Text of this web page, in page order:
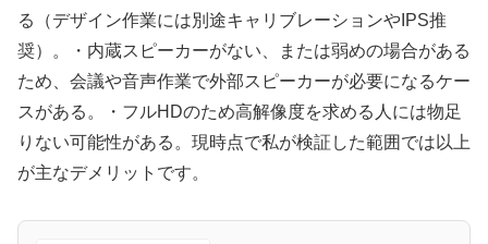
る（デザイン作業には別途キャリブレーションやIPS推
奨）。・内蔵スピーカーがない、または弱めの場合がある
ため、会議や音声作業で外部スピーカーが必要になるケー
スがある。・フルHDのため高解像度を求める人には物足
りない可能性がある。現時点で私が検証した範囲では以上
が主なデメリットです。